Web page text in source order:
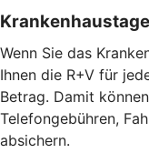
Wenn Sie das
Ihnen die R+V für
Betrag. Damit
Telefongebühren,
absichern.